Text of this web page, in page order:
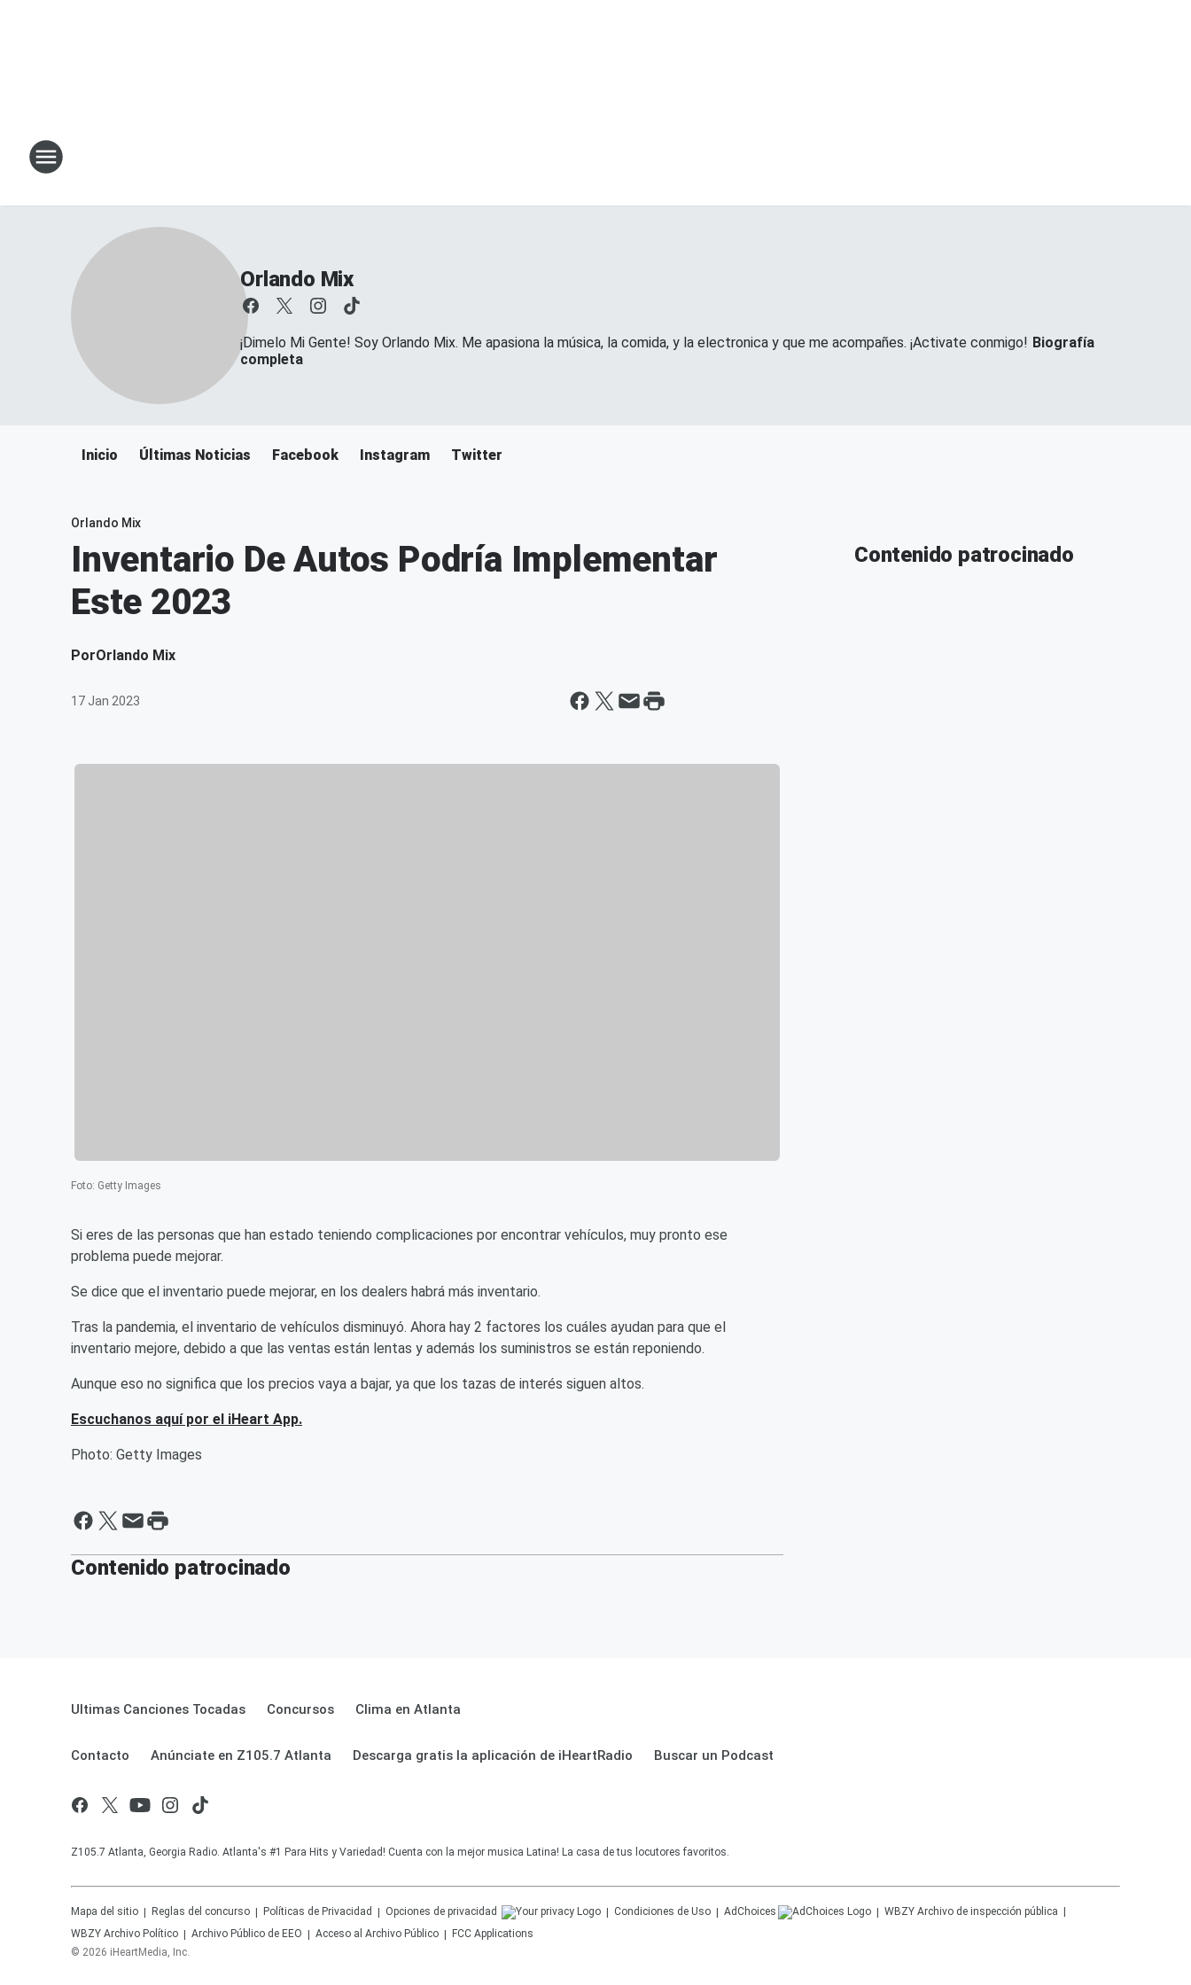
Orlando Mix
¡Dimelo Mi Gente! Soy Orlando Mix. Me apasiona la música, la comida, y la electronica y que me acompañes. ¡Activate conmigo! Biografía
completa
Inicio Últimas Noticias Facebook Instagram Twitter
Orlando Mix
Inventario De Autos Podría Implementar
Este 2023
PorOrlando Mix
17 Jan 2023
Foto: Getty Images
Si eres de las personas que han estado teniendo complicaciones por encontrar vehículos, muy pronto ese
problema puede mejorar.
Se dice que el inventario puede mejorar, en los dealers habrá más inventario.
Tras la pandemia, el inventario de vehículos disminuyó. Ahora hay 2 factores los cuáles ayudan para que el
inventario mejore, debido a que las ventas están lentas y además los suministros se están reponiendo.
Aunque eso no significa que los precios vaya a bajar, ya que los tazas de interés siguen altos.
Escuchanos aquí por el iHeart App.
Photo: Getty Images
Contenido patrocinado
Contenido patrocinado
Ultimas Canciones Tocadas Concursos Clima en Atlanta
Contacto Anúnciate en Z105.7 Atlanta Descarga gratis la aplicación de iHeartRadio Buscar un Podcast
Z105.7 Atlanta, Georgia Radio. Atlanta's #1 Para Hits y Variedad! Cuenta con la mejor musica Latina! La casa de tus locutores favoritos.
Mapa del sitio Reglas del concurso Políticas de Privacidad Opciones de privacidad Condiciones de Uso AdChoices WBZY Archivo de inspección pública
WBZY Archivo Político Archivo Público de EEO Acceso al Archivo Público
FCC Applications
© 2026 iHeartMedia, Inc.